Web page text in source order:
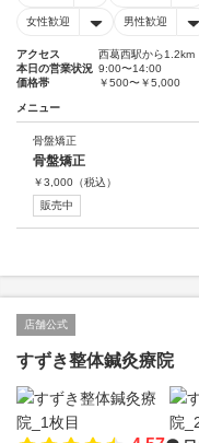
女性歓迎 男性歓迎
アクセス
西葛西駅から1.2km
本日の営業状況 9:00〜14:00
価格帯
￥500〜￥5,000
メニュー
骨盤矯正
骨盤矯正
￥3,000 （税込）
販売中
店舗公式
すずき整体鍼灸療院